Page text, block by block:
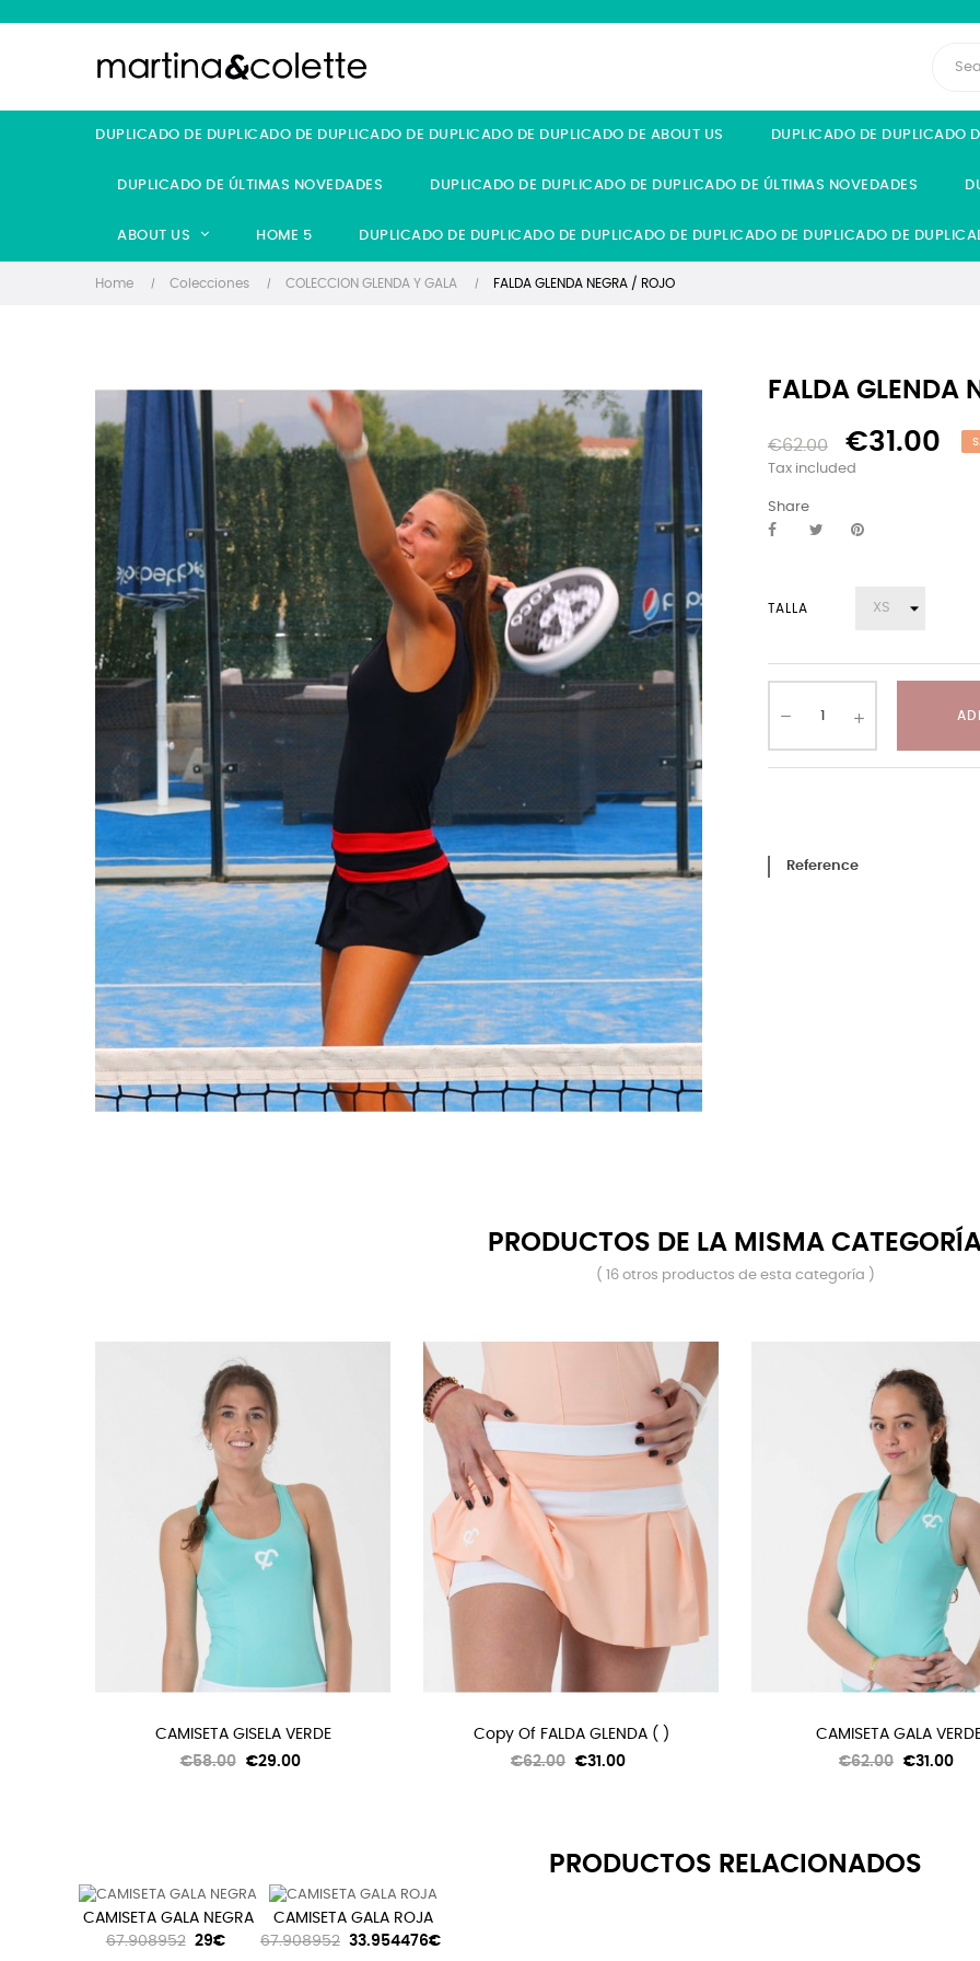
DUPLICADO DE DUPLICADO DE DUPLICADO DE DUPLICADO DE DUPLICADO DE ABOUT US DUPLICADO DE DUPLICADO
DUPLICADO DE ÚLTIMAS NOVEDADES DUPLICADO DE DUPLICADO DE DUPLICADO DE ÚLTIMAS NOVEDADES
ABOUT US HOME 5 DUPLICADO DE DUPLICADO DE DUPLICADO DE DUPLICADO DE DUPLICADO DE
Home Colecciones COLECCION GLENDA Y GALA FALDA GLENDA NEGRA / ROJO
FALDA GLENDA
€62.00 €31.00
Tax included
Share
TALLA
Reference
PRODUCTOS DE LA MISMA
( 16 otros productos de esta categoría )
CAMISETA GISELA VERDE
Regular
€58.00 Price
€29.00
Copy Of FALDA GLENDA ( )
Regular
€62.00 Price
€31.00
CAMISETA GALA
Regular
€62.00 Price
€31.00
PRODUCTOS RELACIONADOS
CAMISETA GALA NEGRA
67.908952
29€
CAMISETA GALA ROJA
67.908952 33.954476€